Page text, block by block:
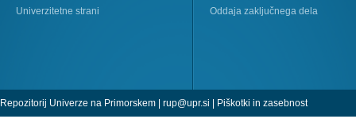
Univerzitetne strani
Oddaja zaključnega dela
Repozitorij Univerze na Primorskem | rup@upr.si | Piškotki in zasebnost